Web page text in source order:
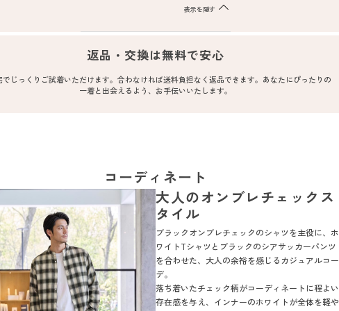
表示を隠す
返品・交換は無料で安心
でじっくりご試着いただけます。合わなければ送料負担なく返品できます。あなたにぴったりの
一着と出会えるよう、お手伝いいたします。
コーディネート
大人のオンブレチェックス
タイル
ブラックオンブレチェックのシャツを主役に、ホ
ワイトTシャツとブラックのシアサッカーパンツ
を合わせた、大人の余裕を感じるカジュアルコー
デ。
落ち着いたチェック柄がコーディネートに程よい
存在感を与え、インナーのホワイトが全体を軽や